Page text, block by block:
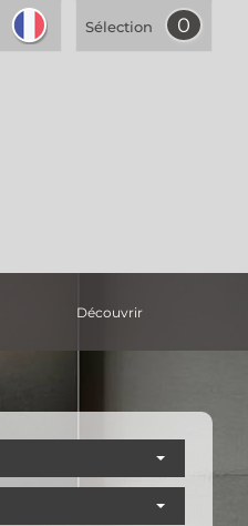
Sélection 0
découvrir